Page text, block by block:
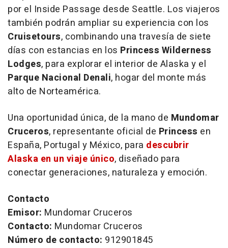
por el Inside Passage desde Seattle. Los viajeros
también podrán ampliar su experiencia con los
Cruisetours, combinando una travesía de siete
días con estancias en los Princess Wilderness
Lodges, para explorar el interior de Alaska y el
Parque Nacional Denali, hogar del monte más
alto de Norteamérica.
Una oportunidad única, de la mano de Mundomar
Cruceros, representante oficial de Princess en
España, Portugal y México, para descubrir
Alaska en un viaje único, diseñado para
conectar generaciones, naturaleza y emoción.
Contacto
Emisor: Mundomar Cruceros
Contacto: Mundomar Cruceros
Número de contacto: 912901845